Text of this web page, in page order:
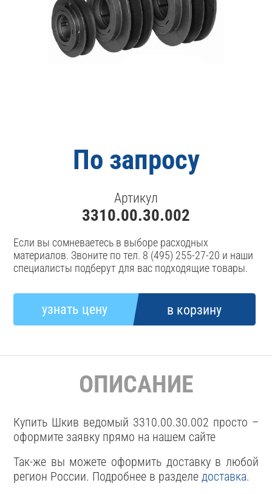
По запросу
Артикул
3310.00.30.002
Если вы сомневаетесь в выборе расходных
материалов. Звоните по тел. 8 (495) 255-27-20 и наши
специалисты подберут для вас подходящие товары.
ОПИСАНИЕ
Купить Шкив ведомый 3310.00.30.002 просто –
оформите заявку прямо на нашем сайте
Так-же вы можете оформить доставку в любой
регион России. Подробнее в разделедоставка.